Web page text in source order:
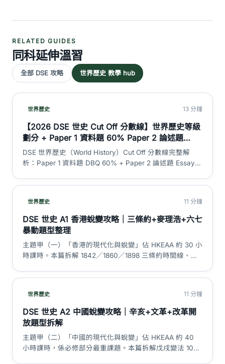
RELATED GUIDES
同科延伸溫習
全部 DSE 攻略 世界歷史 教學 hub
世界歷史 13 分鐘
【2026 DSE 世史 Cut Off 分數線】世界歷史等級
劃分 + Paper 1 資料題 60% Paper 2 論述題
40% 加權計算 + L1-5** 分數對照 + 3 大迷思拆
解｜DSE 神器
DSE 世界歷史（World History）Cut Off 分數線完整解
析：Paper 1 資料題 DBQ 60% + Paper 2 論述題 Essay
各等級考生百分比（官方數據）、考生匯報 cut off 估算、
國歷史。
世界歷史 11 分鐘
DSE 世史 A1 香港蛻變攻略｜三條約+麥理浩+六七
暴動題型整理
主題甲（一）「香港的現代化與蛻變」佔 HKEAA 約 30 小
時課時。本篇拆解 1842／1860／1898 三條約時間線、三
1974 成立、1984 中英聯合聲明同基本法 1990，附 5 大陷
世界歷史 11 分鐘
DSE 世史 A2 中國蛻變攻略｜辛亥+文革+改革開
放題型拆解
主題甲（二）「中國的現代化與蛻變」佔 HKEAA 約 40
小時課時，係必修部分最重課題。本篇拆解戊戌變法 103